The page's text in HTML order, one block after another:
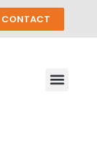
CONTACT